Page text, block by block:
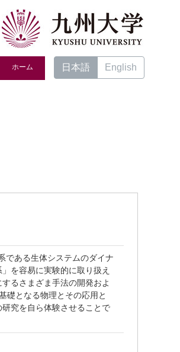
ホーム 日本語 English
である生体システムのダイナ
を容易に実験的に取り扱え
るさまざま手法の開発およ
礎となる物理とその応用と
究を自ら体験させることで